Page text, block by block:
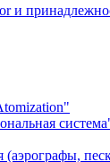
и
(аэрографы,